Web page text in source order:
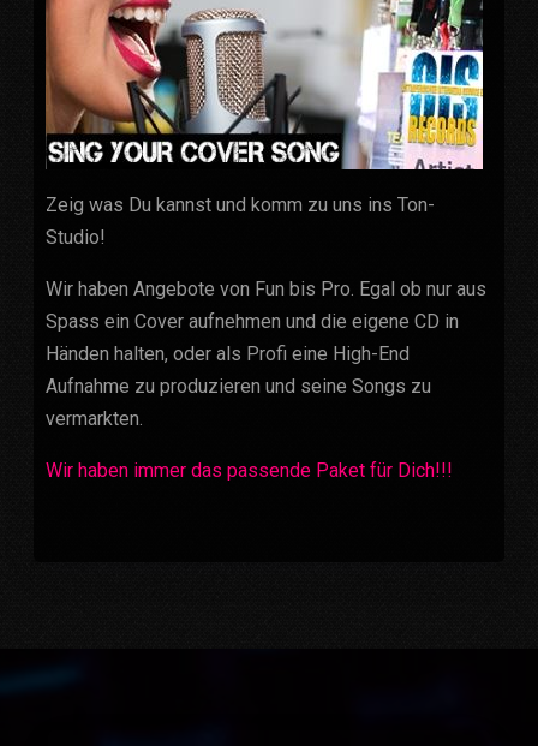
Zeig was Du kannst und komm zu uns ins Ton-
Studio!
Wir haben Angebote von Fun bis Pro. Egal ob nur aus
Spass ein Cover aufnehmen und die eigene CD in
Händen halten, oder als Profi eine High-End
Aufnahme zu produzieren und seine Songs zu
vermarkten.
Wir haben immer das passende Paket für Dich!!!